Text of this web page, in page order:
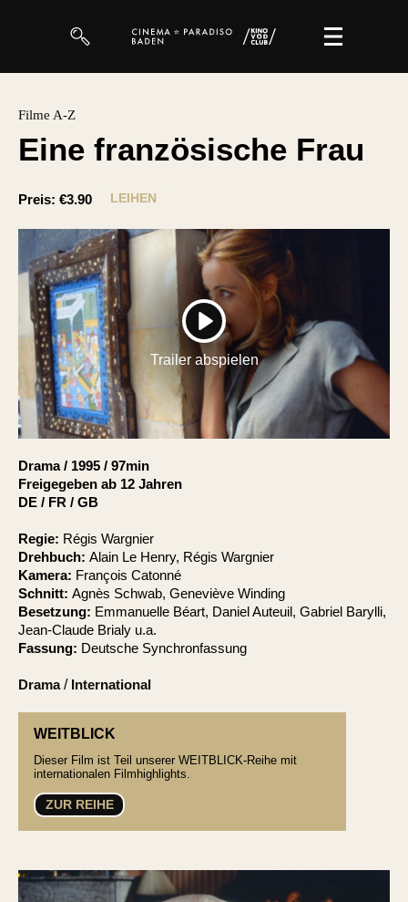
Magazin
So geht’s
Filmpakete
Gutscheine
& Filmpässe
Account
Filme A-Z
Eine französische Frau
Preis: €3.90 LEIHEN
PLAY
Trailer abspielen
Drama / 1995 / 97min
Freigegeben ab 12 Jahren
DE / FR / GB
Regie: Régis Wargnier
Drehbuch: Alain Le Henry, Régis Wargnier
Kamera: François Catonné
Schnitt: Agnès Schwab, Geneviève Winding
Besetzung: Emmanuelle Béart, Daniel Auteuil, Gabriel Barylli,
Jean-Claude Brialy u.a.
Fassung: Deutsche Synchronfassung
Drama/ International
WEITBLICK
Dieser Film ist Teil unserer WEITBLICK-Reihe mit
internationalen Filmhighlights.
ZUR REIHE